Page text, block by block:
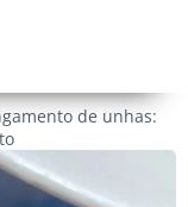
de unhas: